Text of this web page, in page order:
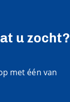
u zocht?
met één van